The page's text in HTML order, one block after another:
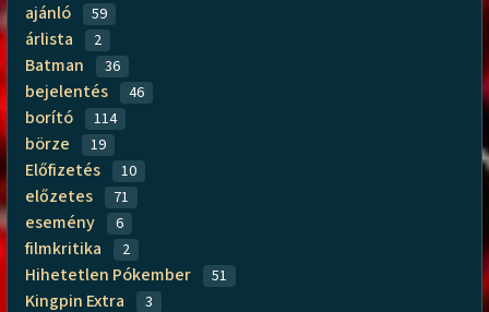
ajánló 59
árlista 2
Batman 36
bejelentés 46
borító 114
börze 19
Előfizetés 10
előzetes 71
esemény 6
filmkritika 2
Hihetetlen Pókember 51
Kingpin Extra 3